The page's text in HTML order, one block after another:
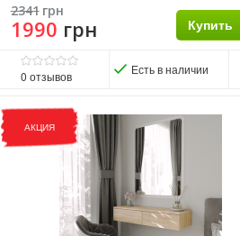
2341 грн
1990 грн Купить
0 отзывов Есть в наличии
Матеріал ніжок:
Матеріал стільниці:
Виробник:
Морели
Комплектація: Без надстройки
Розмір стільниці:
31х100 см.
АКЦИЯ